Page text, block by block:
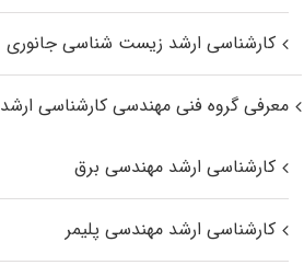
کارشناسی ارشد زیست‌ شناسی جانوری
معرفی گروه فنی مهندسی کارشناسی ارشد
کارشناسی ارشد مهندسی برق
کارشناسی ارشد مهندسی پلیمر